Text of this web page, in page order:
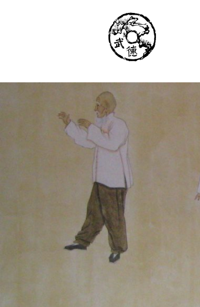
Институт
Школа тайцзи-цюань